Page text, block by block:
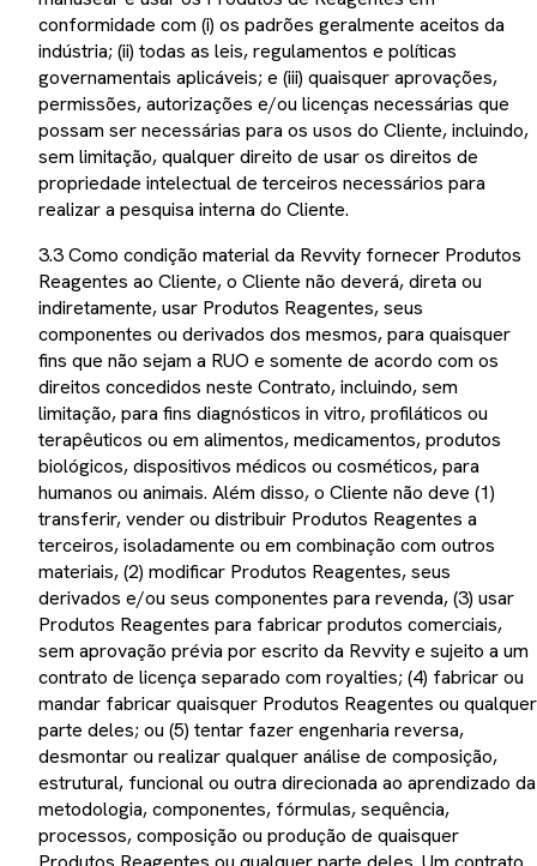
conformidade com (i) os padrões geralmente aceitos da
indústria; (ii) todas as leis, regulamentos e políticas
governamentais aplicáveis; e (iii) quaisquer aprovações,
permissões, autorizações e/ou licenças necessárias que
possam ser necessárias para os usos do Cliente, incluindo,
sem limitação, qualquer direito de usar os direitos de
propriedade intelectual de terceiros necessários para
realizar a pesquisa interna do Cliente.
3.3 Como condição material da Revvity fornecer Produtos
Reagentes ao Cliente, o Cliente não deverá, direta ou
indiretamente, usar Produtos Reagentes, seus
componentes ou derivados dos mesmos, para quaisquer
fins que não sejam a RUO e somente de acordo com os
direitos concedidos neste Contrato, incluindo, sem
limitação, para fins diagnósticos in vitro, profiláticos ou
terapêuticos ou em alimentos, medicamentos, produtos
biológicos, dispositivos médicos ou cosméticos, para
humanos ou animais. Além disso, o Cliente não deve (1)
transferir, vender ou distribuir Produtos Reagentes a
terceiros, isoladamente ou em combinação com outros
materiais, (2) modificar Produtos Reagentes, seus
derivados e/ou seus componentes para revenda, (3) usar
Produtos Reagentes para fabricar produtos comerciais,
sem aprovação prévia por escrito da Revvity e sujeito a um
contrato de licença separado com royalties; (4) fabricar ou
mandar fabricar quaisquer Produtos Reagentes ou qualquer
parte deles; ou (5) tentar fazer engenharia reversa,
desmontar ou realizar qualquer análise de composição,
estrutural, funcional ou outra direcionada ao aprendizado da
metodologia, componentes, fórmulas, sequência,
processos, composição ou produção de quaisquer